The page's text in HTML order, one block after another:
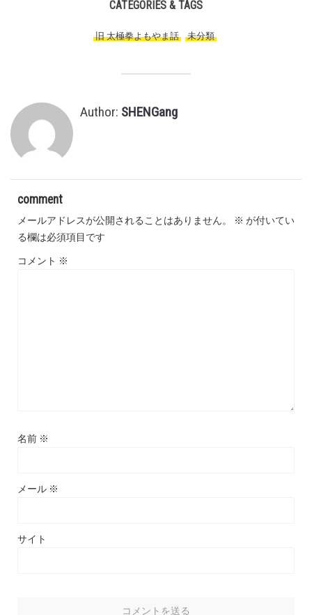
CATEGORIES & TAGS
旧 太極拳よもやま話 未分類
Author: SHENGang
comment
メールアドレスが公開されることはありません。 ※ が付いてい
る欄は必須項目です
コメント ※
名前 ※
メール ※
サイト